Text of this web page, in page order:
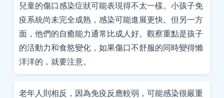
兒童的傷口感染症狀可能表現得不太一樣。小孩子免
疫系統尚未完全成熟，感染可能進展更快。但另一方
面，他們的自癒能力通常比成人好。觀察重點是孩子
的活動力和食慾變化，如果傷口不舒服的同時變得懶
洋洋的，就要注意。
老年人則相反，因為免疫反應較弱，可能感染很嚴重